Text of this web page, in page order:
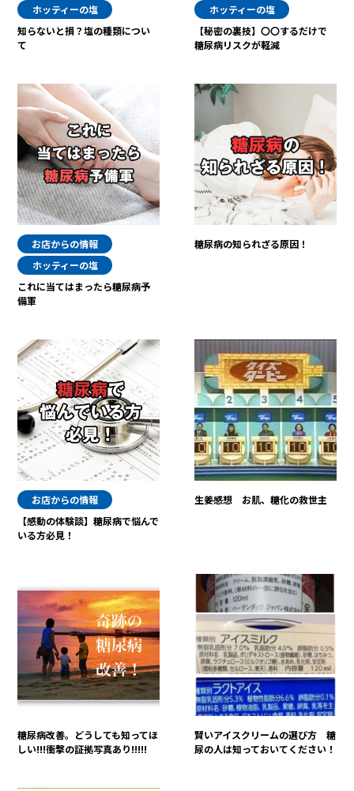
ホッティーの塩
知らないと損？塩の種類につい
て
ホッティーの塩
【秘密の裏技】〇〇するだけで
糖尿病リスクが軽減
お店からの情報
ホッティーの塩
これに当てはまったら糖尿病予
備軍
糖尿病の知られざる原因！
お店からの情報
【感動の体験談】糖尿病で悩んで
いる方必見！
生姜感想 お肌、糖化の救世主
糖尿病改善。どうしても知ってほ
しい!!!衝撃の証拠写真あり!!!!!
賢いアイスクリームの選び方 糖
尿の人は知っておいてください！